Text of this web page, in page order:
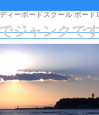
ィーボードスクール ボード
ジャンクで